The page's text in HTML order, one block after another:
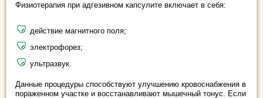
Физиотерапия при адгезивном капсулите включает в себя:
действие магнитного поля;
электрофорез;
ультразвук.
Данные процедуры способствуют улучшению кровоснабжения в
пораженном участке и восстанавливают мышечный тонус. Если